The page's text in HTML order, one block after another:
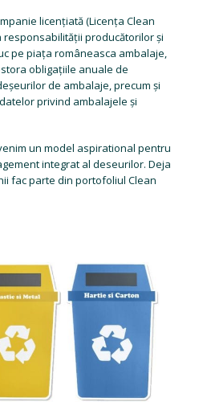
licențiată (Licența Clean
producătorilor și
pe piața româneasca ambalaje,
obligațiile anuale de
de ambalaje, precum și
privind ambalajele și
un model aspirational pentru
integrat al deseurilor. Deja
fac parte din portofoliul Clean